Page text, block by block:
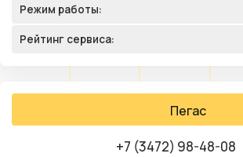
Режим работы:
Рейтинг сервиса:
Пегас
+7 (3472) 98-48-08